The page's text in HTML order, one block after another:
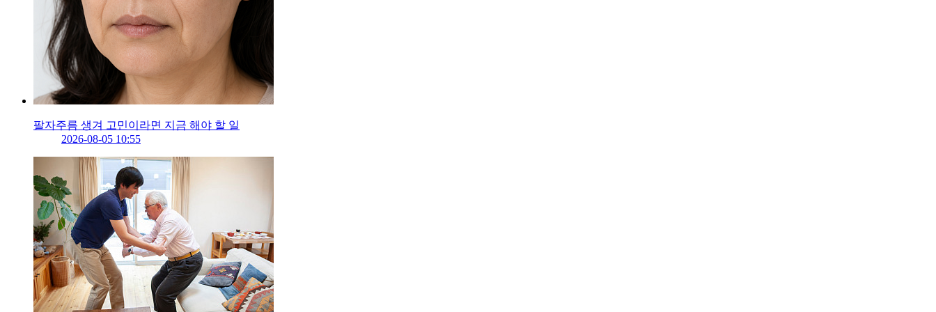
팔자주름 생겨 고민이라면 지금 해야 할 일
2026-08-05 10:55